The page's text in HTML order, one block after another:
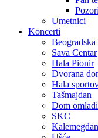
Umetnici
Koncerti
Beogradska
Sava Centar
Hala Pionir
Dvorana
Hala
Tašmajdan
Dom
SKC